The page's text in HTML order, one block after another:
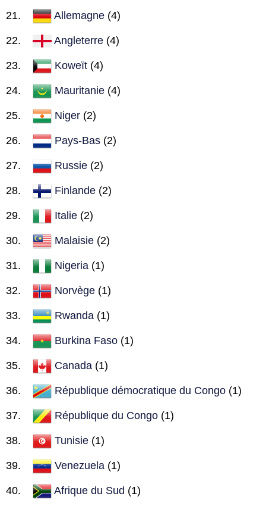
Allemagne (4)
Angleterre (4)
Koweït (4)
Mauritanie (4)
Niger (2)
Pays-Bas (2)
Russie (2)
Finlande (2)
Italie (2)
Malaisie (2)
Nigeria (1)
Norvège (1)
Rwanda (1)
Burkina Faso (1)
Canada (1)
République démocratique du Congo (1)
République du Congo (1)
Tunisie (1)
Venezuela (1)
Afrique du Sud (1)